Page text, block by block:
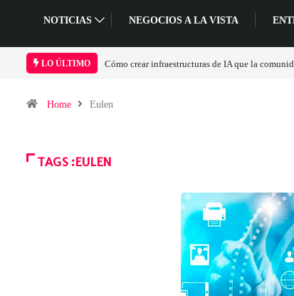
NOTICIAS NEGOCIOS A LA VISTA
LO ÚLTIMO Cómo crear infraestructuras de IA que la
Home Eulen
TAGS :EULEN